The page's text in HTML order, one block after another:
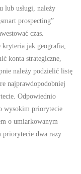
lub usługi, należy
prospecting”
czas.
jak geografia,
konta strategiczne,
należy podzielić listę
najprawdopodobniej
Odpowiednio
wysokim priorytecie
o umiarkowanym
priorytecie dwa razy